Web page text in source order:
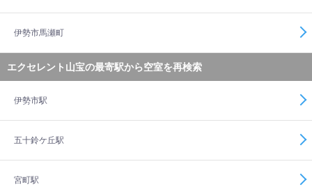
伊勢市馬瀬町
エクセレント山宝の最寄駅から空室を再検索
伊勢市駅
五十鈴ケ丘駅
宮町駅